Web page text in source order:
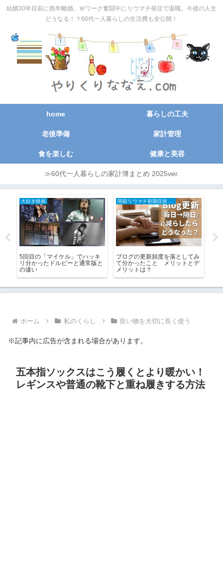
結婚30年目前に熟年離婚。Ｗワーク奮闘中にリウマチ発症で退職。今後の人生
どうなる！？60代一人暮らしの生活費も全公開！
home 暮らしの工夫
老後準備 家計管理
食を楽しむ 健康と美容
≫60代一人暮らしの家計簿まとめ 2025ver.
日々の記録
忙しすぎた土曜日.日曜日.月曜
日
日々の記録
せっかく出来たゴーヤの赤ちゃ
んなのに食べられなくて残念
ホーム 私のくらし 良い物を大切に長く使う
※記事内に広告が含まれる場合があります。
五本指ソックスはこう履くとより暖かい！
レギンスや普通の靴下と重ね履きする方法